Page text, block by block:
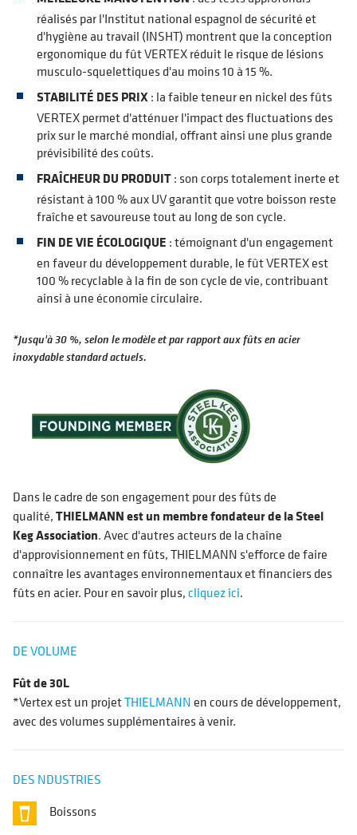
réalisés par l'Institut national espagnol de sécurité et
d'hygiène au travail (INSHT) montrent que la conception
ergonomique du fût VERTEX réduit le risque de lésions
musculo-squelettiques d'au moins 10 à 15 %.
STABILITÉ DES PRIX: la faible teneur en nickel des fûts
VERTEX permet d'atténuer l'impact des fluctuations des
prix sur le marché mondial, offrant ainsi une plus grande
prévisibilité des coûts.
FRAÎCHEUR DU PRODUIT: son corps totalement inerte et
résistant à 100 % aux UV garantit que votre boisson reste
fraîche et savoureuse tout au long de son cycle.
FIN DE VIE ÉCOLOGIQUE : témoignant d'un engagement
en faveur du développement durable, le fût VERTEX est
100 % recyclable à la fin de son cycle de vie, contribuant
ainsi à une économie circulaire.
*Jusqu'à 30 %, selon le modèle et par rapport aux fûts en acier
inoxydable standard actuels.
Dans le cadre de son engagement pour des fûts de
qualité,THIELMANN est un membre fondateur de la Steel
Keg Association. Avec d'autres acteurs de la chaîne
d'approvisionnement en fûts, THIELMANN s'efforce de faire
connaître les avantages environnementaux et financiers des
fûts en acier. Pour en savoir plus,cliquez ici.
DE VOLUME
Fût de 30L
*Vertex est un projetTHIELMANNen cours de développement,
avec des volumes supplémentaires à venir.
DES NDUSTRIES
Boissons